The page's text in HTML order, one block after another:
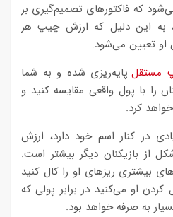
که فاکتورهای تصمیم‌گیری بر
به این دلیل که ارزش چیپ هر
او تعیین می‌شود.
مستقل پایه‌ریزی شده و به شما
را با پول واقعی مقایسه کنید و
کرد.
در کنار اسم خود دارد، ارزش
از بازیکنان دیگر بیشتر است.
بیشتری ریزهای او را کال کنید
او می‌کنید در برابر پولی که
به صرفه خواهد بود.